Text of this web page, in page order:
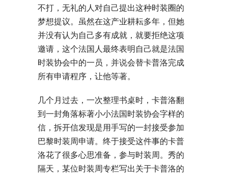
不打，无礼的人对自己提出这种时装圈的
梦想提议。虽然在这产业耕耘多年，但她
并没有认为自己多有成就，就要拒绝这项
邀请，这个法国人最终表明自己就是法国
时装协会中的一员，并说会替卡普洛完成
所有申请程序，让他等著。
几个月过去，一次整理书桌时，卡普洛翻
到一封角落标著小小法国时装协会字样的
信，拆开信发现是用手写的一封接受参加
巴黎时装周申请。终于接受这件事的卡普
洛花了很多心思准备，参与时装周。秀的
隔天，某位时装周专栏写出关于卡普洛的